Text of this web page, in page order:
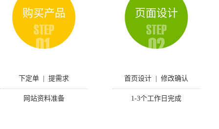
购买产品
下定单 | 提需求
网站资料准备
页面设计
首页设计 | 修改确认
1-3个工作日完成